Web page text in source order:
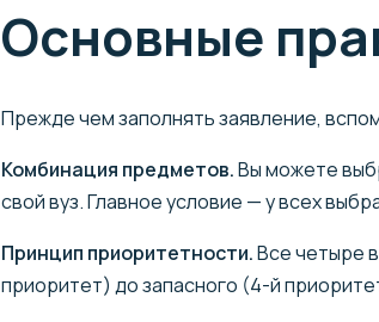
Основные
Прежде чем заполнять заявление,
Комбинация предметов.Вы можете
свой вуз. Главное условие — у всех
Принцип приоритетности.Все четыре
приоритет) до запасного (4-й